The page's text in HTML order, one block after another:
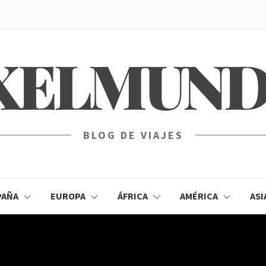
BLOG DE VIAJES
EUROPA ÁFRICA AMÉRICA